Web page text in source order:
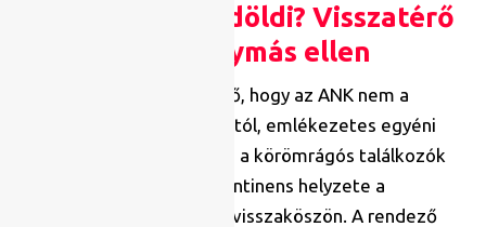
Hazai vagy küldöldi? Visszatérő
elvek egymás ellen
Némileg magától értetődő, hogy az ANK nem a
lebilincselő taktikai csatáktól, emlékezetes egyéni
villanásokról szól, ahogyan a körömrágós találkozók
sem mindennaposak. A kontinens helyzete a
labdarúgásban csakugyan visszaköszön. A rendező